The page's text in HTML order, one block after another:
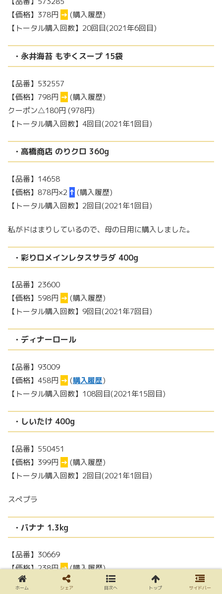
【価格】378円 → (購入履歴)
【トータル購入回数】20回目(2021年6回目)
・永井海苔 もずくスープ 15袋
【品番】532557
【価格】798円 → (購入履歴)
クーポン△180円 (978円)
【トータル購入回数】4回目(2021年1回目)
・高橋商店 のりクロ 360g
【品番】14658
【価格】878円×2 ↑ (購入履歴)
【トータル購入回数】2回目(2021年1回目)
私がドはまりしているので、母の日用に購入しました。
・彩りロメインレタスサラダ 400g
【品番】23600
【価格】598円 → (購入履歴)
【トータル購入回数】9回目(2021年7回目)
・ディナーロール
【品番】93009
【価格】458円 → (購入履歴)
【トータル購入回数】108回目(2021年15回目)
・しいたけ 400g
【品番】550451
【価格】399円 → (購入履歴)
【トータル購入回数】2回目(2021年1回目)
スぺプラ
・バナナ 1.3kg
【品番】30669
【価格】238円→(購入履歴)
【トータル購入回数】25回目(2021年2回目)
ホーム シェア 目次へ トップ サイドバー